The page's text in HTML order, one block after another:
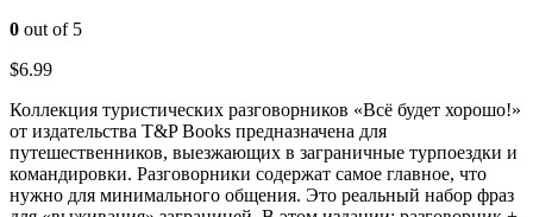
0 out of 5
$6.99
Коллекция туристических разговорников «Всё будет хорошо!»
от издательства T&P Books предназначена для
путешественников, выезжающих в заграничные турпоездки и
командировки. Разговорники содержат самое главное, что
нужно для минимального общения. Это реальный набор фраз